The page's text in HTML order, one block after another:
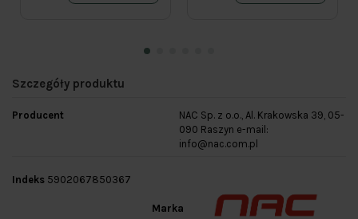
Szczegóły produktu
Producent
NAC Sp. z o.o., Al. Krakowska 39, 05-
090 Raszyn e-mail:
info@nac.com.pl
Marka
Indeks 5902067850367